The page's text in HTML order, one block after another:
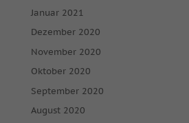
Januar 2021
Dezember 2020
November 2020
Oktober 2020
September 2020
August 2020